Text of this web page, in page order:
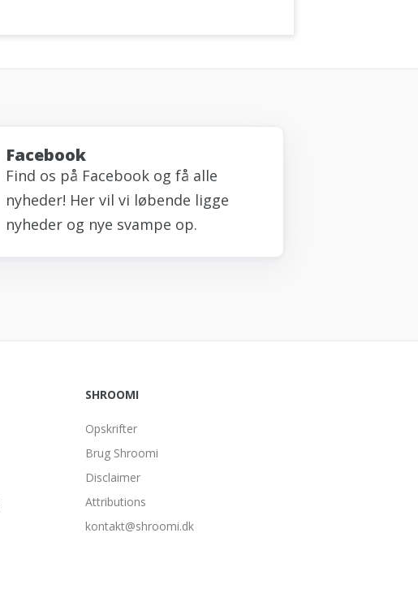
Facebook
Find os på Facebook og få alle
nyheder! Her vil vi løbende ligge
nyheder og nye svampe op.
SHROOMI
Opskrifter
Brug Shroomi
Disclaimer
Attributions
kontakt@shroomi.dk